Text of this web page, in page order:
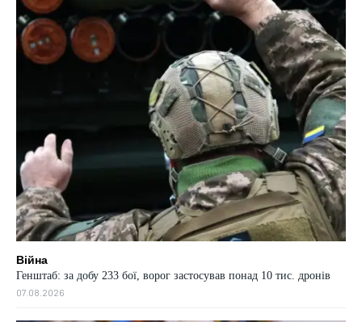
Війна
Генштаб: за добу 233 бої, ворог застосував понад 10 тис. дронів
07.08.2026